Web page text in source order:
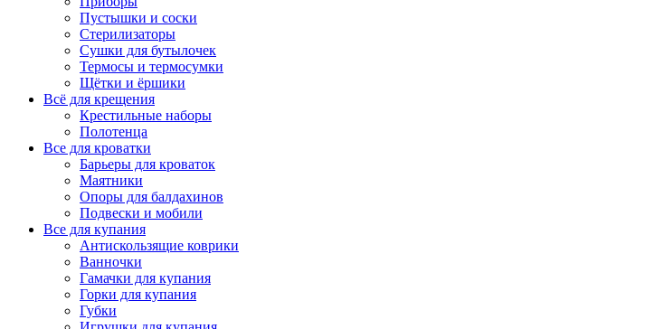
Пустышки и соски
Стерилизаторы
Сушки для бутылочек
Термосы и термосумки
Щётки и ёршики
Всё для крещения
Крестильные наборы
Полотенца
Все для кроватки
Барьеры для кроваток
Маятники
Опоры для балдахинов
Подвески и мобили
Все для купания
Антискользящие коврики
Ванночки
Гамачки для купания
Горки для купания
Губки